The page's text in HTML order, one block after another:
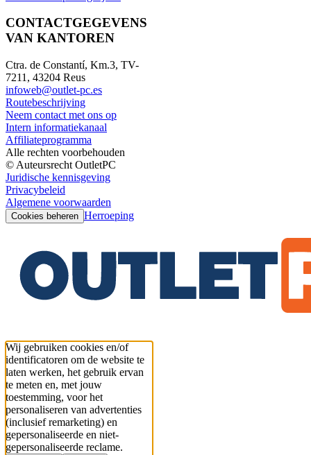
CONTACTGEGEVENS
VAN KANTOREN
Ctra. de Constantí, Km.3, TV-
7211, 43204 Reus
infoweb@outlet-pc.es
Routebeschrijving
Neem contact met ons op
Intern informatiekanaal
Affiliateprogramma
Alle rechten voorbehouden
© Auteursrecht OutletPC
Juridische kennisgeving
Privacybeleid
Algemene voorwaarden
Cookies beheren Herroeping
Wij gebruiken cookies en/of
identificatoren om de website te
laten werken, het gebruik ervan
te meten en, met jouw
toestemming, voor het
personaliseren van advertenties
(inclusief remarketing) en
gepersonaliseerde en niet-
gepersonaliseerde reclame.